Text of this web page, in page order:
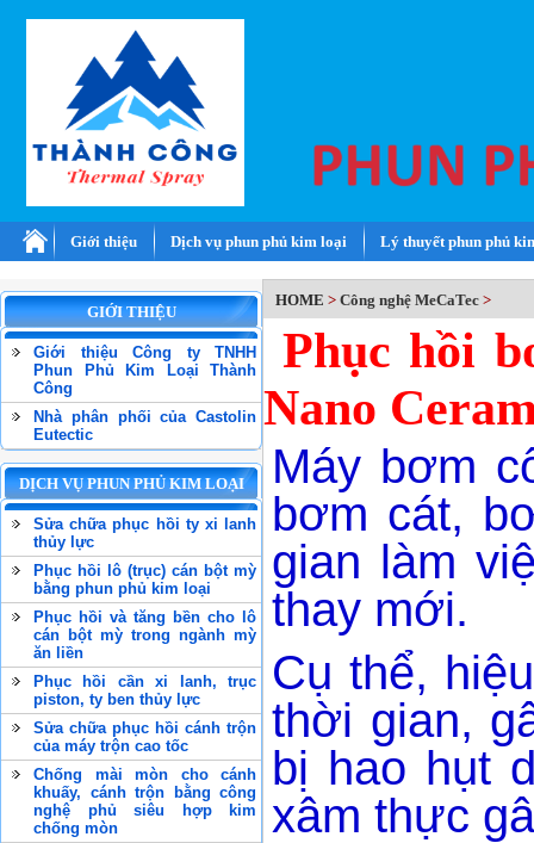
Giới thiệu Dịch vụ phun phủ kim loại Lý thuyết phun phủ
GIỚI THIỆU
Giới thiệu Công ty TNHH
Phun Phủ Kim Loại Thành
Công
Nhà phân phối của Castolin
Eutectic
DỊCH VỤ PHUN PHỦ KIM LOẠI
Sửa chữa phục hồi ty xi lanh
thủy lực
Phục hồi lô (trục) cán bột mỳ
bằng phun phủ kim loại
Phục hồi và tăng bền cho lô
cán bột mỳ trong ngành mỳ
ăn liền
Phục hồi cần xi lanh, trục
piston, ty ben thủy lực
Sửa chữa phục hồi cánh trộn
của máy trộn cao tốc
Chống mài mòn cho cánh
khuấy, cánh trộn bằng công
nghệ phủ siêu hợp kim
chống mòn
HOME > Công nghệ MeCaTec >
Phục hồi
Nano
Máy bơm
bơm cát,
gian làm
thay mới.
Cụ thể,
thời gian,
bị hao hụt
xâm thực